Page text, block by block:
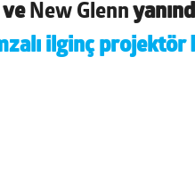
ve New Glenn
ilginç projektör